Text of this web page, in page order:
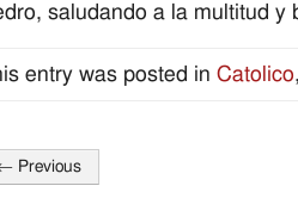
saludando a la multitud y
entry was posted in Catolico,
Previous